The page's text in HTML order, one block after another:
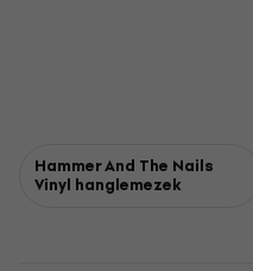
Hammer And The Nails
Vinyl hanglemezek